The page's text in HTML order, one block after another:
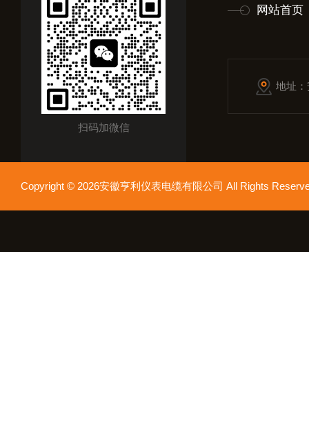
扫码加微信
网站首页
地址
Copyright © 2026安徽亨利仪表电缆有限公司 All Rights